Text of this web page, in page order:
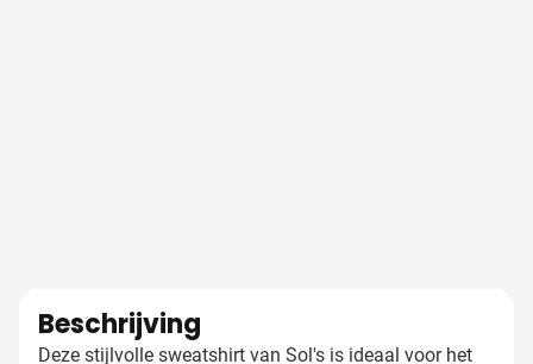
Beschrijving
Deze stijlvolle sweatshirt van Sol's is ideaal voor het